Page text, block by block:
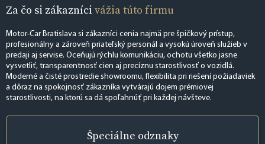
Za čo si zákazníci vážia túto firmu
Motor-Car Bratislava si zákazníci cenia najmä pre špičkový prístup,
profesionálny a zároveň priateľský personál a vysokú úroveň služieb v
predaji aj servise. Oceňujú rýchlu komunikáciu, ochotu všetko jasne
vysvetliť, transparentnosť cien aj precíznu starostlivosť o vozidlá.
Moderné a čisté prostredie showroomu, flexibilita pri riešení požiadaviek
a dôraz na spokojnosť zákazníka vytvárajú dojem prémiovej
starostlivosti, na ktorú sa dá spoľahnúť pri každej návšteve.
Špeciálne odznaky